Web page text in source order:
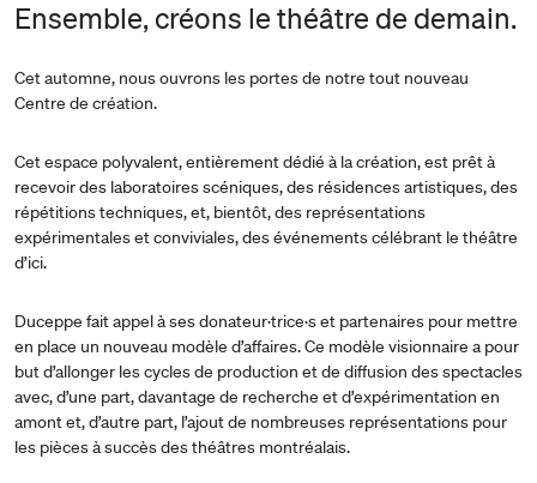
Ensemble, créons le théâtre de demain.
Cet automne, nous ouvrons les portes de notre tout nouveau
Centre de création.
Cet espace polyvalent, entièrement dédié à la création, est prêt à
recevoir des laboratoires scéniques, des résidences artistiques, des
répétitions techniques, et, bientôt, des représentations
expérimentales et conviviales, des événements célébrant le théâtre
d’ici.
Duceppe fait appel à ses donateur·trice·s et partenaires pour mettre
en place un nouveau modèle d’affaires. Ce modèle visionnaire a pour
but d’allonger les cycles de production et de diffusion des spectacles
avec, d’une part, davantage de recherche et d’expérimentation en
amont et, d’autre part, l’ajout de nombreuses représentations pour
les pièces à succès des théâtres montréalais.